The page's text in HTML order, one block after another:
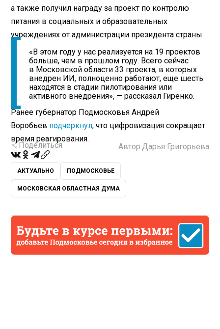
а также получил награду за проект по контролю
питания в социальных и образовательных
учреждениях от администрации президента страны.
«В этом году у нас реализуется на 19 проектов
больше, чем в прошлом году. Всего сейчас
в Московской области 33 проекта, в которых
внедрен ИИ, полноценно работают, еще шесть
находятся в стадии пилотирования или
активного внедрения», — рассказал Гиренко.
Ранее губернатор Подмосковья Андрей
Воробьев подчеркнул, что цифровизация сокращает
время реагирования.
Поделиться Автор:Дарья Григорьева
АКТУАЛЬНО ПОДМОСКОВЬЕ
МОСКОВСКАЯ ОБЛАСТНАЯ ДУМА